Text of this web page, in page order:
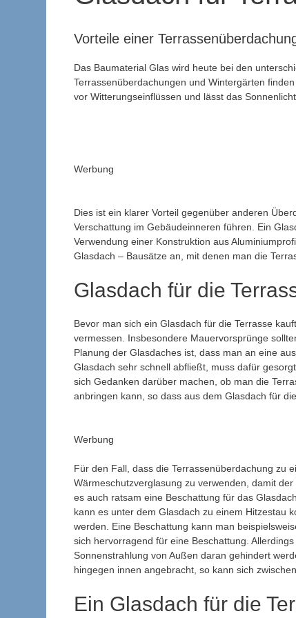
Vorteile einer
Das Baumaterial Glas wird heute bei den
Terrassenüberdachungen und Wintergärten
vor Witterungseinflüssen und lässt das
Werbung
Dies ist ein klarer Vorteil gegenüber anderen
Verschattung im Gebäudeinneren führen. Ein
Verwendung einer Konstruktion aus
Glasdach – Bausätze an, mit denen man die
Glasdach für die
Bevor man sich ein Glasdach für die Terrasse
vermessen. Insbesondere Mauervorsprünge
Planung der Glasdaches ist, dass man an eine
Glasdach sehr schnell abfließt, muss dafür
sich Gedanken darüber machen, ob man die
anbringen kann, so dass aus dem Glasdach für
Werbung
Für den Fall, dass die Terrassenüberdachung zu
Wärmeschutzverglasung zu verwenden, damit
es auch ratsam eine Beschattung für das
kann es unter dem Glasdach zu einem Hitzestau
werden. Eine Beschattung kann man
sich hervorragend für eine Beschattung.
Sonnenstrahlung von Außen daran gehindert
hingegen innen angebracht, so kann sich
Ein Glasdach für die